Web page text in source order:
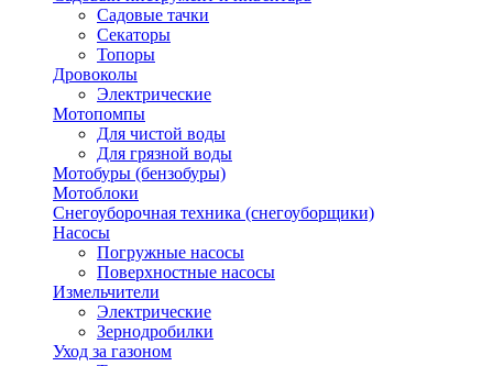
Садовые тачки
Секаторы
Топоры
Дровоколы
Электрические
Мотопомпы
Для чистой воды
Для грязной воды
Мотобуры (бензобуры)
Мотоблоки
Снегоуборочная техника (снегоуборщики)
Насосы
Погружные насосы
Поверхностные насосы
Измельчители
Электрические
Зернодробилки
Уход за газоном